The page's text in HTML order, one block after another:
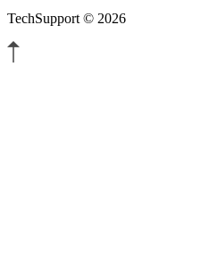
TechSupport © 2026